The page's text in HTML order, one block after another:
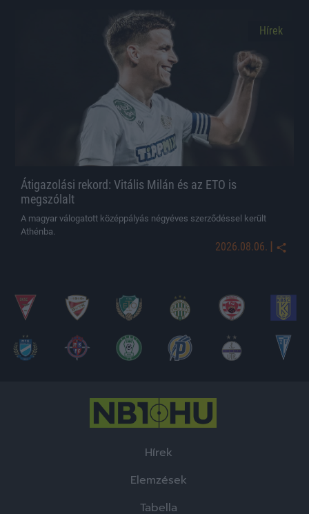
Hírek
Átigazolási rekord: Vitális Milán és az ETO is
megszólalt
A magyar válogatott középpályás négyéves szerződéssel került
Athénba.
2026.08.06. |
Hírek
Elemzések
Tabella